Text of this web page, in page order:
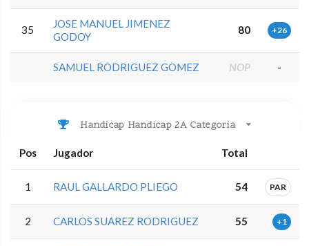
35
JOSE MANUEL JIMENEZ
GODOY
80 +26
SAMUEL RODRIGUEZ GOMEZ NOP -
Handicap Handicap 2A Categoria
Pos Jugador Total
1 RAUL GALLARDO PLIEGO 54 PAR
2 CARLOS SUAREZ RODRIGUEZ 55 +1